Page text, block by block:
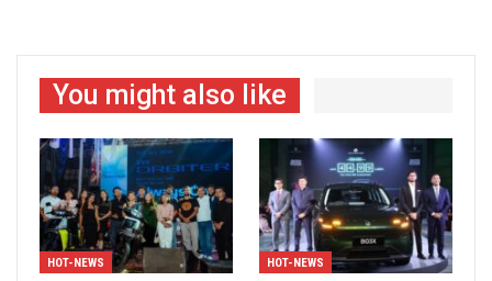
You might also like
HOT-NEWS HOT-NEWS